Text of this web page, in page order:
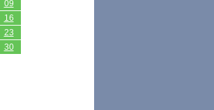
09
16
23
30